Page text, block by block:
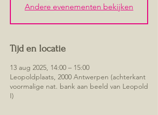
Andere evenementen bekijken
Tijd en locatie
13 aug 2025, 14:00 – 15:00
Leopoldplaats, 2000 Antwerpen (achterkant
voormalige nat. bank aan beeld van Leopold
I)